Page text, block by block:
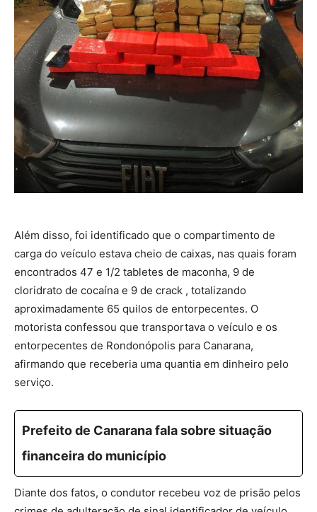
Além disso, foi identificado que o compartimento de
carga do veículo estava cheio de caixas, nas quais foram
encontrados 47 e 1/2 tabletes de maconha, 9 de
cloridrato de cocaína e 9 de crack , totalizando
aproximadamente 65 quilos de entorpecentes. O
motorista confessou que transportava o veículo e os
entorpecentes de Rondonópolis para Canarana,
afirmando que receberia uma quantia em dinheiro pelo
serviço.
Prefeito de Canarana fala sobre situação
financeira do município
Diante dos fatos, o condutor recebeu voz de prisão pelos